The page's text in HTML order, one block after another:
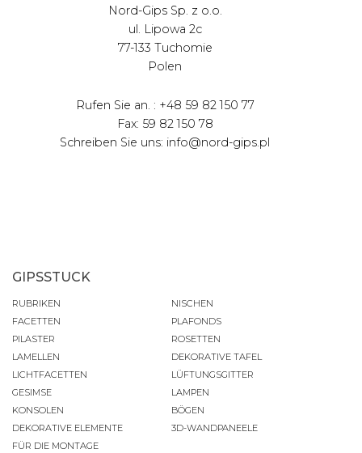
Nord-Gips Sp. z o.o.
ul. Lipowa 2c
77-133 Tuchomie
Polen
Rufen Sie an. : +48 59 82 150 77
Fax: 59 82 150 78
Schreiben Sie uns: info@nord-gips.pl
GIPSSTUCK
RUBRIKEN
FACETTEN
PILASTER
LAMELLEN
LICHTFACETTEN
GESIMSE
KONSOLEN
DEKORATIVE ELEMENTE
FÜR DIE MONTAGE
NISCHEN
PLAFONDS
ROSETTEN
DEKORATIVE TAFEL
LÜFTUNGSGITTER
LAMPEN
BÖGEN
3D-WANDPANEELE